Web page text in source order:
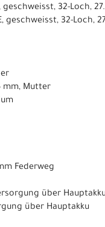
32-Loch,
geschweisst, 32-Loch,
mm, Mutter
Federweg
über
über Hauptakku